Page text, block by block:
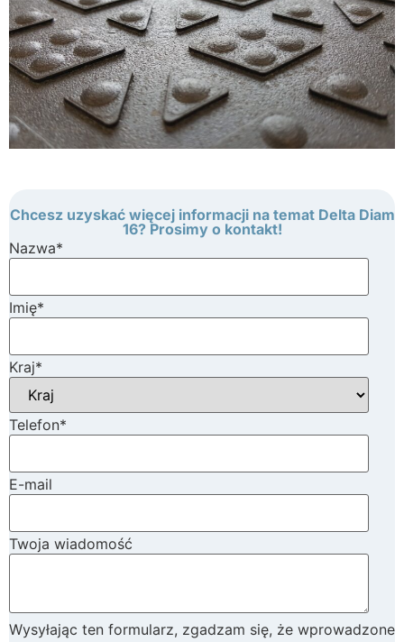
Chcesz uzyskać więcej informacji na temat Delta Diam
16? Prosimy o kontakt!
Nazwa*
Imię*
Kraj*
Telefon*
E-mail
Twoja wiadomość
Wysyłając ten formularz, zgadzam się, że wprowadzone